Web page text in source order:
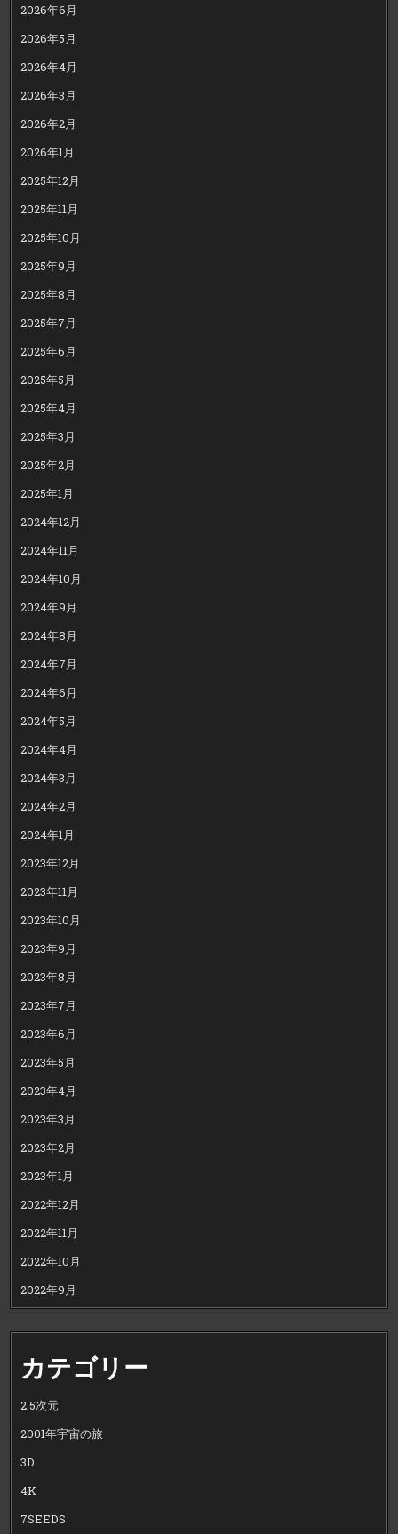
2026年6月
2026年5月
2026年4月
2026年3月
2026年2月
2026年1月
2025年12月
2025年11月
2025年10月
2025年9月
2025年8月
2025年7月
2025年6月
2025年5月
2025年4月
2025年3月
2025年2月
2025年1月
2024年12月
2024年11月
2024年10月
2024年9月
2024年8月
2024年7月
2024年6月
2024年5月
2024年4月
2024年3月
2024年2月
2024年1月
2023年12月
2023年11月
2023年10月
2023年9月
2023年8月
2023年7月
2023年6月
2023年5月
2023年4月
2023年3月
2023年2月
2023年1月
2022年12月
2022年11月
2022年10月
2022年9月
カテゴリー
2.5次元
2001年宇宙の旅
3D
4K
7SEEDS